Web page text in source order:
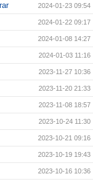
2024-01-23 09:54
2024-01-22 09:17
2024-01-08 14:27
2024-01-03 11:16
2023-11-27 10:36
2023-11-20 21:33
2023-11-08 18:57
2023-10-24 11:30
2023-10-21 09:16
2023-10-19 19:43
2023-10-16 10:36